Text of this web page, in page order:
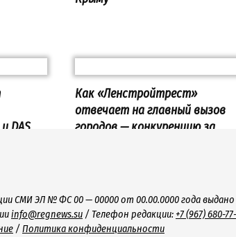
DAS
Как «Ленстройтрест»
отвечает на главный вызов
городов — конкуренцию за
СМИ ЭЛ № ФС 00 — 00000 от 00.00.0000 года
info@regnews.su / Телефон редакции: +7 (967) 680-
/ Политика конфиденциальности